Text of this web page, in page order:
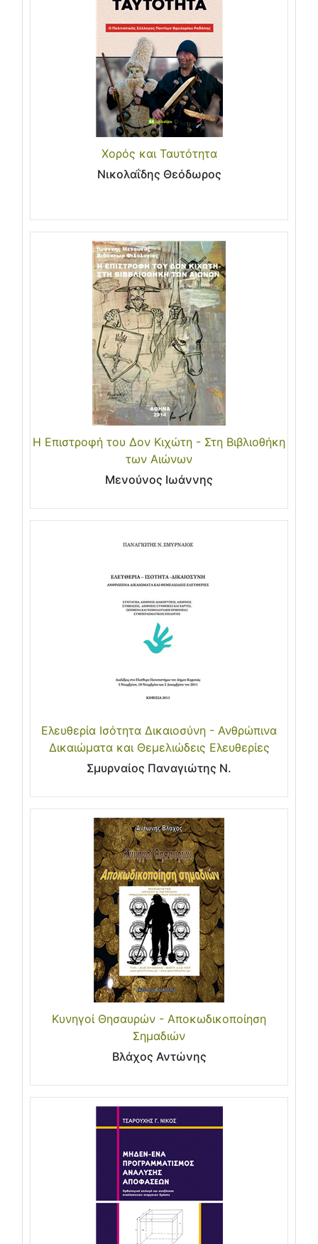
Χορός και Ταυτότητα
Νικολαΐδης Θεόδωρος
Η Επιστροφή του Δον Κιχώτη - Στη Βιβλιοθήκη
των Αιώνων
Μενούνος Ιωάννης
Ελευθερία Ισότητα Δικαιοσύνη - Ανθρώπινα
Δικαιώματα και Θεμελιώδεις Ελευθερίες
Σμυρναίος Παναγιώτης Ν.
Κυνηγοί Θησαυρών - Αποκωδικοποίηση
Σημαδιών
Βλάχος Αντώνης